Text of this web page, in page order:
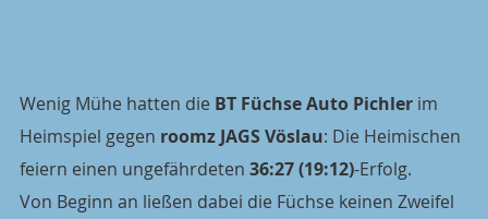
Wenig Mühe hatten die BT Füchse Auto Pichler im
Heimspiel gegen roomz JAGS Vöslau: Die Heimischen
feiern einen ungefährdeten 36:27 (19:12)-Erfolg.
Von Beginn an ließen dabei die Füchse keinen Zweifel